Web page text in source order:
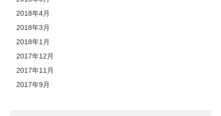
2018年4月
2018年3月
2018年1月
2017年12月
2017年11月
2017年9月